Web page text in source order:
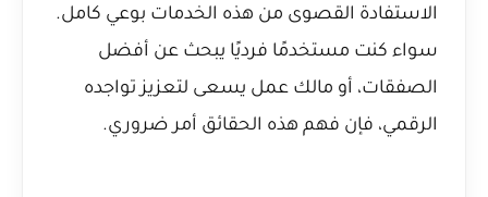
الاستفادة القصوى من هذه الخدمات بوعي كامل.
سواء كنت مستخدمًا فرديًا يبحث عن أفضل
الصفقات، أو مالك عمل يسعى لتعزيز تواجده
الرقمي، فإن فهم هذه الحقائق أمر ضروري.